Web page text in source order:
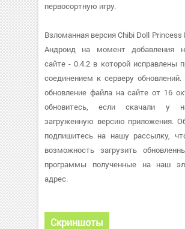
первосортную игру.
Взломанная версия Chibi Doll Princess
Андроид на момент добавления
сайте - 0.4.2 в которой исправлены
соединением к серверу обновлений.
обновление файла на сайте от 16
обновитесь, если скачали у
загруженную версию приложения.
подпишитесь на нашу рассылку,
возможность загрузить
программы полученные на наш
адрес.
Скриншоты